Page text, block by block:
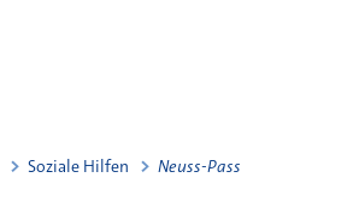
Soziale Hilfen Neuss-Pass